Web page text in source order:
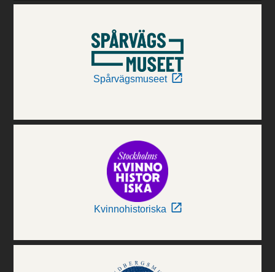
Spårvägsmuseet
Kvinnohistoriska